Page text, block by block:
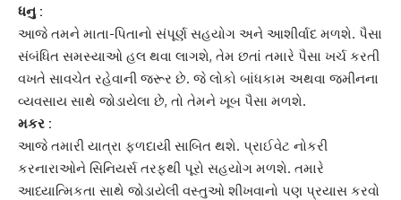
ધનુ :
આજે તમને માતા-પિતાનો સંપૂર્ણ સહયોગ અને આશીર્વાદ મળશે. પૈસા
સંબંધિત સમસ્યાઓ હલ થવા લાગશે, તેમ છતાં તમારે પૈસા ખર્ચ કરતી
વખતે સાવચેત રહેવાની જરૂર છે. જે લોકો બાંધકામ અથવા જમીનના
વ્યવસાય સાથે જોડાયેલા છે, તો તેમને ખૂબ પૈસા મળશે.
મકર :
આજે તમારી યાત્રા ફળદાયી સાબિત થશે. પ્રાઈવેટ નોકરી
કરનારાઓને સિનિયર્સ તરફથી પૂરો સહયોગ મળશે. તમારે
આધ્યાત્મિકતા સાથે જોડાયેલી વસ્તુઓ શીખવાનો પણ પ્રયાસ કરવો